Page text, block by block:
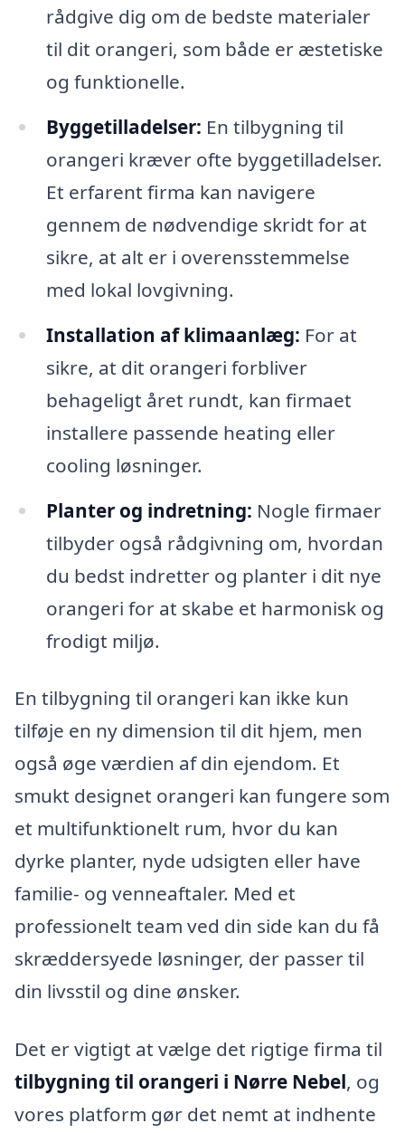
rådgive dig om de bedste materialer
til dit orangeri, som både er æstetiske
og funktionelle.
Byggetilladelser: En tilbygning til
orangeri kræver ofte byggetilladelser.
Et erfarent firma kan navigere
gennem de nødvendige skridt for at
sikre, at alt er i overensstemmelse
med lokal lovgivning.
Installation af klimaanlæg: For at
sikre, at dit orangeri forbliver
behageligt året rundt, kan firmaet
installere passende heating eller
cooling løsninger.
Planter og indretning: Nogle firmaer
tilbyder også rådgivning om, hvordan
du bedst indretter og planter i dit nye
orangeri for at skabe et harmonisk og
frodigt miljø.
En tilbygning til orangeri kan ikke kun
tilføje en ny dimension til dit hjem, men
også øge værdien af din ejendom. Et
smukt designet orangeri kan fungere som
et multifunktionelt rum, hvor du kan
dyrke planter, nyde udsigten eller have
familie- og venneaftaler. Med et
professionelt team ved din side kan du få
skræddersyede løsninger, der passer til
din livsstil og dine ønsker.
Det er vigtigt at vælge det rigtige firma til
tilbygning til orangeri i Nørre Nebel, og
vores platform gør det nemt at indhente